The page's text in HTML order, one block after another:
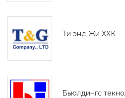
Ти энд Жи ХХК
Бьюлдингс